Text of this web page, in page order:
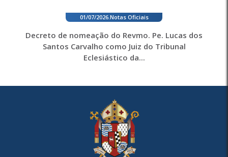
01/07/2026. Notas Oficiais
Decreto de nomeação do Revmo. Pe. Lucas dos
Santos Carvalho como Juiz do Tribunal
Eclesiástico da...